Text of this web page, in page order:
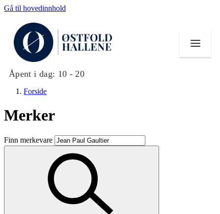
Gå til hovedinnhold
Åpent i dag: 10 - 20
Butikker
Mat og drikke
Aktiviteter
Forside
Merker
Finn merkevare